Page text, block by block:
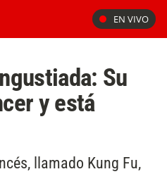
EN VIVO
Su
y está
llamado Kung Fu,